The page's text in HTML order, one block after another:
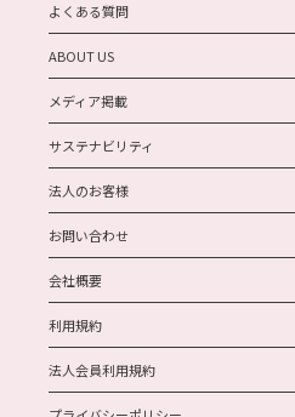
よくある質問
ABOUT US
メディア掲載
サステナビリティ
法人のお客様
お問い合わせ
会社概要
利用規約
法人会員利用規約